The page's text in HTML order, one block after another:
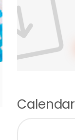
Calendar